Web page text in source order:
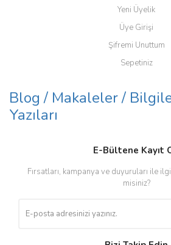
Yeni Üyelik
Üye Girişi
Şifremi Unuttum
Sepetiniz
Blog / Makaleler /
Yazıları
E-Bültene Kayıt
Fırsatları, kampanya ve duyuruları ile
misiniz?